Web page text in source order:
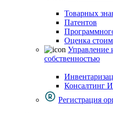
Товарных
Патентов
Оценка
Управление
собственностью
Консалтинг
Регистрация